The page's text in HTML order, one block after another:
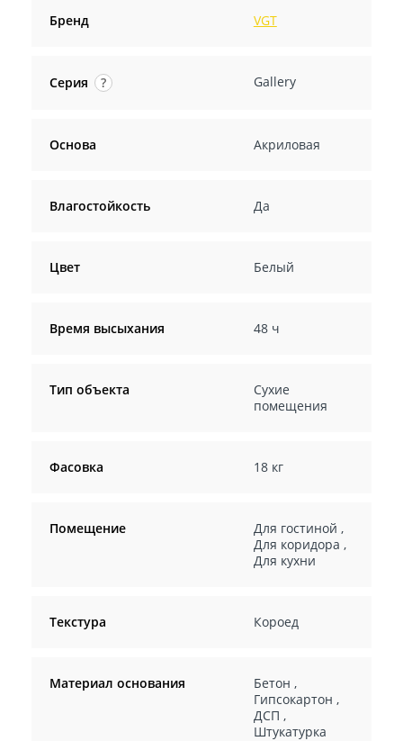
Бренд VGT
Серия ? Gallery
Основа Акриловая
Влагостойкость Да
Цвет Белый
Время высыхания 48 ч
Тип объекта
Сухие
помещения
Фасовка 18 кг
Помещение Для гостиной ,
Для коридора ,
Для кухни
Текстура Короед
Материал основания Бетон ,
Гипсокартон ,
ДСП ,
Штукатурка